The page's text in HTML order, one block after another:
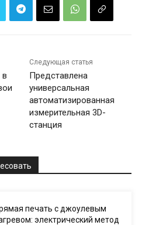
Следующая статья
Представлена
универсальная
автоматизированная
измерительная 3D-
станция
печать с джоулевым
электрический метод